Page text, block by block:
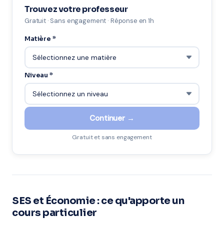
Trouvez votre professeur
Gratuit · Sans engagement · Réponse en 1h
Matière *
Niveau *
Continuer →
Gratuit et sans engagement
SES et Économie : ce qu'apporte un
cours particulier